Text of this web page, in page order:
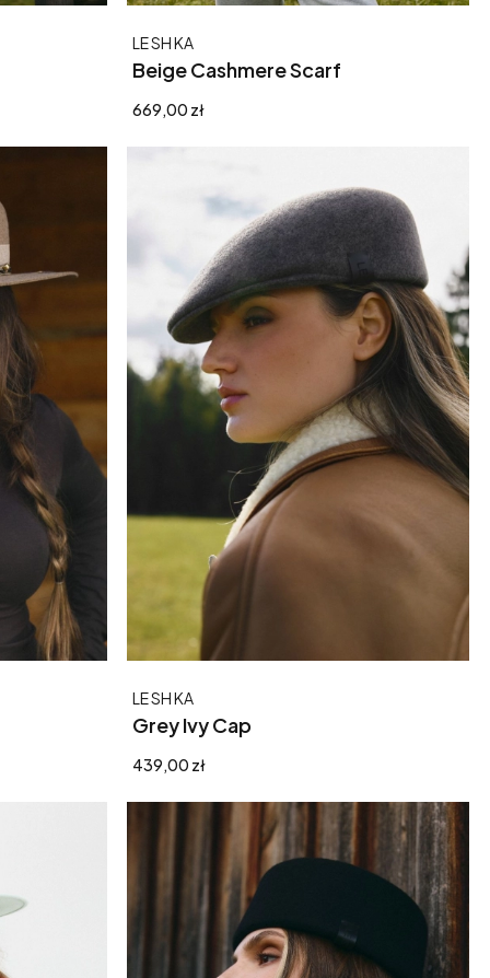
Beige Cashmere Scarf
Producent
LE SH KA
Cena
669,00 zł
Grey Ivy Cap
Producent
LE SH KA
Cena
439,00 zł